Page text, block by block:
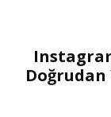
Doğrudan